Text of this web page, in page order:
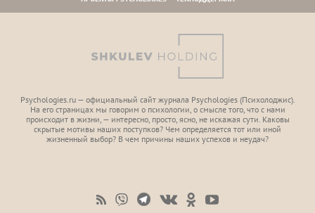
Psychologies.ru — официальный сайт журнала Psychologies (Психoлоджиc).
На его страницах мы говорим о психологии, о смысле того, что с нами
происходит в жизни, — интересно, просто, ясно, не искажая сути. Каковы
скрытые мотивы наших поступков? Чем определяется тот или иной
жизненный выбор? В чем причины наших успехов и неудач?